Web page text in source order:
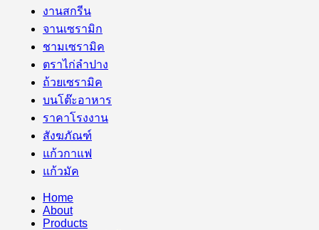
งานสกรีน
จานเซรามิก
ชามเซรามิค
ตราไก่ลำปาง
ถ้วยเซรามิค
บนโต๊ะอาหาร
ราคาโรงงาน
สังฆภัณฑ์
แก้วกาแฟ
แก้วมัค
Home
About
Products